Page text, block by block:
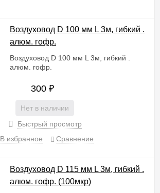
Воздуховод D 100 мм L 3м, гибкий .
алюм. гофр.
Воздуховод D 100 мм L 3м, гибкий .
алюм. гофр.
300 ₽
Нет в наличии
Быстрый просмотр
В избранное
Сравнение
Воздуховод D 115 мм L 3м, гибкий .
алюм. гофр. (100мкр)